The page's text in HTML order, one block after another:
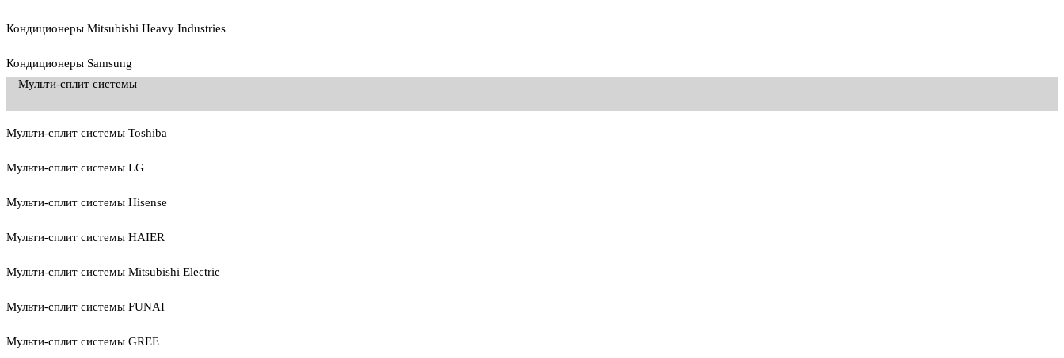
Кондиционеры Mitsubishi Heavy Industries
Кондиционеры Samsung
Мульти-сплит системы
Мульти-сплит системы Toshiba
Мульти-сплит системы LG
Мульти-сплит системы Hisense
Мульти-сплит системы HAIER
Мульти-сплит системы Mitsubishi Electric
Мульти-сплит системы FUNAI
Мульти-сплит системы GREE